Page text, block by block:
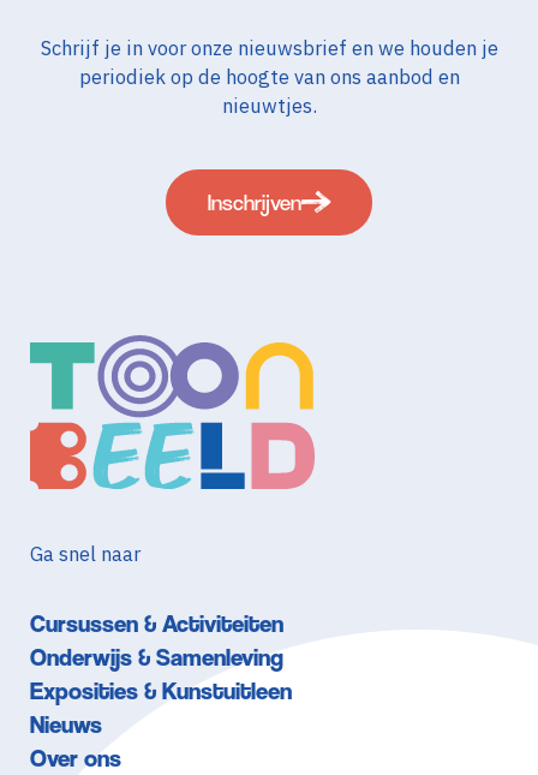
Schrijf je in voor onze nieuwsbrief en we houden je
periodiek op de hoogte van ons aanbod en
nieuwtjes.
Inschrijven
Ga snel naar
Cursussen & Activiteiten
Onderwijs & Samenleving
Exposities & Kunstuitleen
Nieuws
Over ons